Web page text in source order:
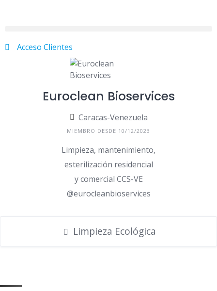
Acceso Clientes
Euroclean Bioservices
Caracas-Venezuela
MIEMBRO DESDE 10/12/2023
Limpieza, mantenimiento,
esterilización residencial
y comercial CCS-VE
@eurocleanbioservices
Limpieza Ecológica